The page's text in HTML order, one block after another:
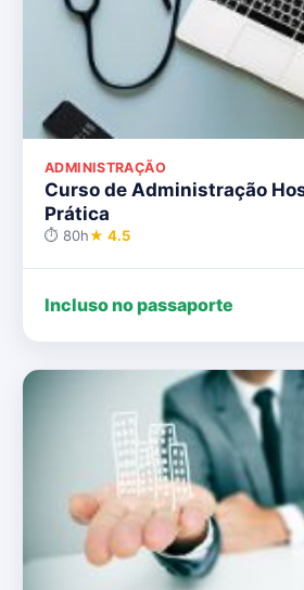
ADMINISTRAÇÃO
Curso de Administração
Prática
⏱ 80h★ 4.5
Incluso no passaporte